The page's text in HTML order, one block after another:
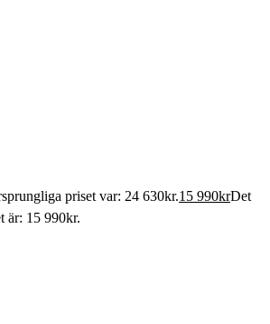
priset var: 24 630kr.15 990krDet
är: 15 990kr.